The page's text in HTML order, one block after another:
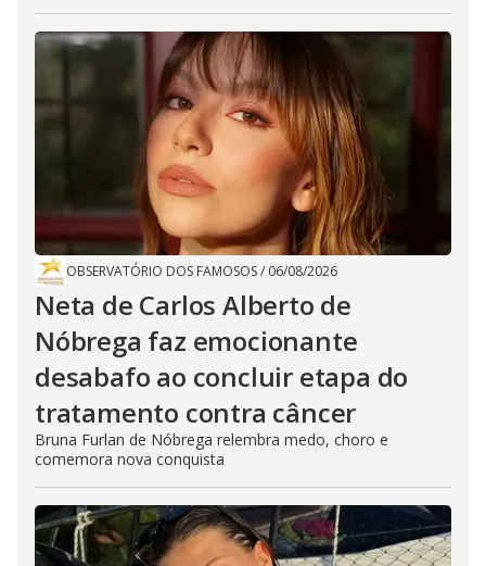
OBSERVATÓRIO DOS FAMOSOS/ 06/08/2026
Neta de Carlos Alberto de
Nóbrega faz emocionante
desabafo ao concluir etapa do
tratamento contra câncer
Bruna Furlan de Nóbrega relembra medo, choro e
comemora nova conquista